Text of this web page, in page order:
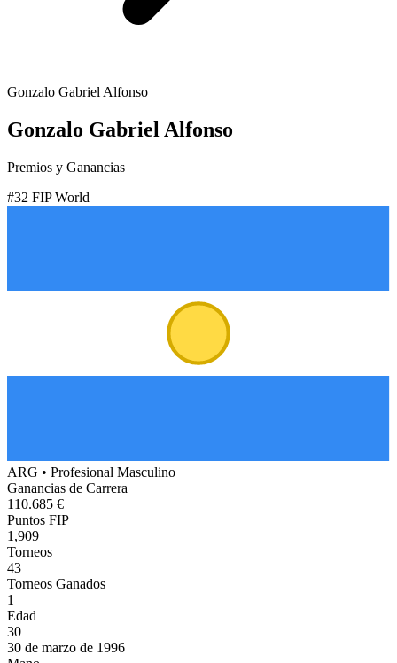
Gonzalo Gabriel Alfonso
Gonzalo Gabriel Alfonso
Premios y Ganancias
#32 FIP World
ARG • Profesional Masculino
Ganancias de Carrera
110.685 €
Puntos FIP
1,909
Torneos
43
Torneos Ganados
1
Edad
30
30 de marzo de 1996